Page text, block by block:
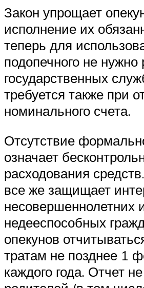
Закон упрощает
исполнение их
теперь для
подопечного не
государственных
требуется также при
номинального счета.
Отсутствие
означает
расходования
все же защищает
несовершеннолетних
недееспособных
опекунов
тратам не позднее 1
каждого года. Отчет